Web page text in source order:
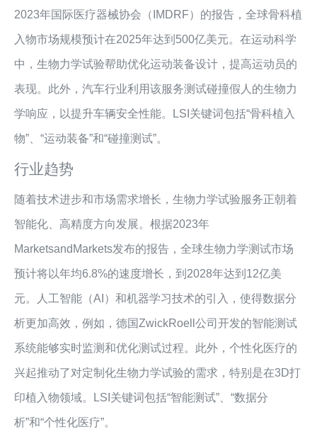
2023年国际医疗器械协会（IMDRF）的报告，全球骨科植
入物市场规模预计在2025年达到500亿美元。在运动科学
中，生物力学试验帮助优化运动装备设计，提高运动员的
表现。此外，汽车行业利用该服务测试碰撞假人的生物力
学响应，以提升车辆安全性能。LSI关键词包括“骨科植入
物”、“运动装备”和“碰撞测试”。
行业趋势
随着技术进步和市场需求增长，生物力学试验服务正朝着
智能化、高精度方向发展。根据2023年
MarketsandMarkets发布的报告，全球生物力学测试市场
预计将以年均6.8%的速度增长，到2028年达到12亿美
元。人工智能（AI）和机器学习技术的引入，使得数据分
析更加高效，例如，德国ZwickRoell公司开发的智能测试
系统能够实时监测和优化测试过程。此外，个性化医疗的
兴起推动了对定制化生物力学试验的需求，特别是在3D打
印植入物领域。LSI关键词包括“智能测试”、“数据分
析”和“个性化医疗”。